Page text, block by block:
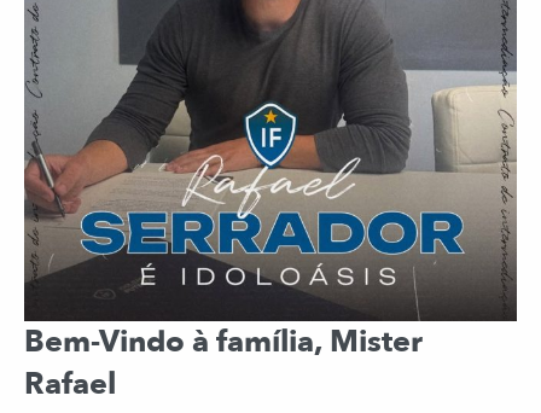
Bem-Vindo à família, Mister
Rafael